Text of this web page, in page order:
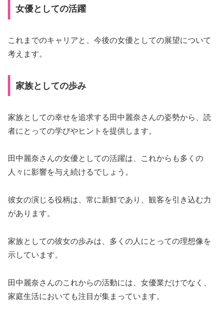
女優としての活躍
これまでのキャリアと、今後の女優としての展望について
考えます。
家族としての歩み
家族としての幸せを追求する田中麗奈さんの姿勢から、読
者にとっての学びやヒントを提供します。
田中麗奈さんの女優としての活躍は、これからも多くの
人々に影響を与え続けるでしょう。
彼女の演じる役柄は、常に新鮮であり、観客を引き込む力
があります。
家族としての彼女の歩みは、多くの人にとっての理想像を
示しています。
田中麗奈さんのこれからの活動には、女優業だけでなく、
家庭生活においても注目が集まっています。